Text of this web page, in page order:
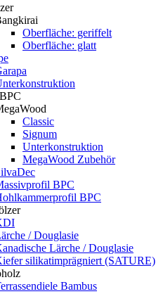
Oberfläche: geriffelt
Oberfläche: glatt
Classic
Signum
Unterkonstruktion
MegaWood Zubehör
BPC
BPC
/ Douglasie
Lärche / Douglasie
silikatimprägniert (SATURE)
Bambus